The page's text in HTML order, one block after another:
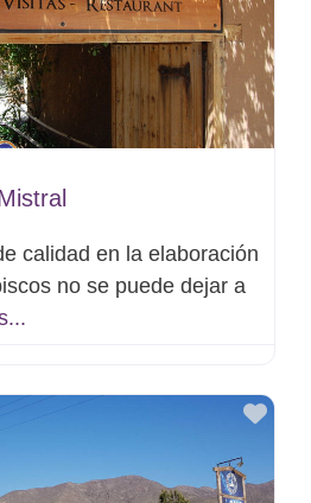
calidad en la elaboración
no se puede dejar a